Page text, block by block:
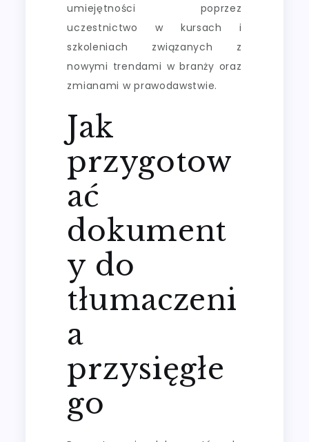
umiejętności poprzez
uczestnictwo w kursach i
szkoleniach związanych z
nowymi trendami w branży oraz
zmianami w prawodawstwie.
Jak
przygotow
ać
dokument
y do
tłumaczeni
a
przysięgłe
go